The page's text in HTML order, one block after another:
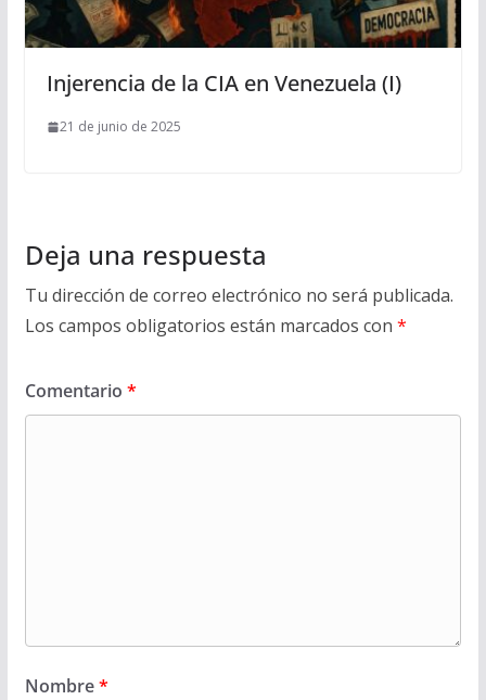
Injerencia de la CIA en Venezuela (I)
21 de junio de 2025
Deja una respuesta
Tu dirección de correo electrónico no será publicada.
Los campos obligatorios están marcados con *
Comentario *
Nombre*